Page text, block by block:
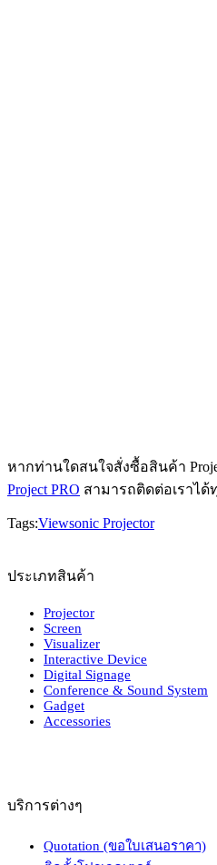
หากท่านใดสนใจสั่งซื้อสินค้า
Project PRO สามารถติดต่อเราได้
Tags:Viewsonic Projector
ประเภทสินค้า
Projector
Screen
Visualizer
Interactive Device
Digital Signage
Conference & Sound System
Gadget
Accessories
บริการต่างๆ
Quotation (ขอใบเสนอราคา)